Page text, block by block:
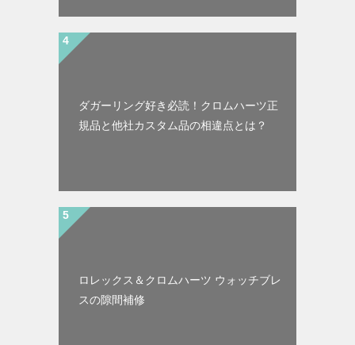
ダガーリング好き必読！クロムハーツ正
規品と他社カスタム品の相違点とは？
ロレックス＆クロムハーツ ウォッチブレ
スの隙間補修